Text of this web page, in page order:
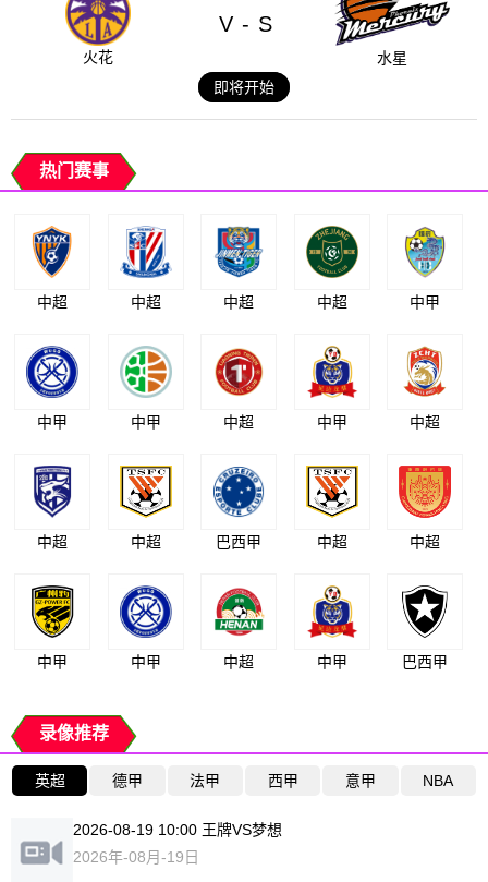
火花
V - S
水星
即将开始
热门赛事
中超 中超 中超 中超 中甲
中甲 中甲 中超 中甲 中超
中超 中超 巴西甲 中超 中超
中甲 中甲 中超 中甲 巴西甲
录像推荐
英超 德甲 法甲 西甲 意甲 NBA
2026-08-19 10:00 王牌VS梦想
2026年-08月-19日